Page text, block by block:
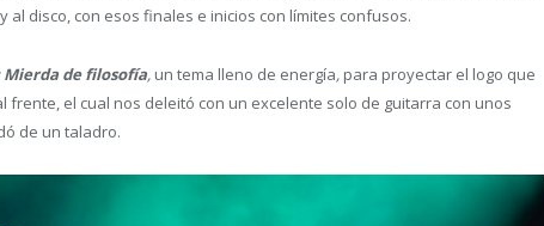
al disco, con esos finales e inicios con límites confusos.
Mierda de filosofía, un tema lleno de energía, para proyectar el logo que
frente, el cual nos deleitó con un excelente solo de guitarra con unos
de un taladro.